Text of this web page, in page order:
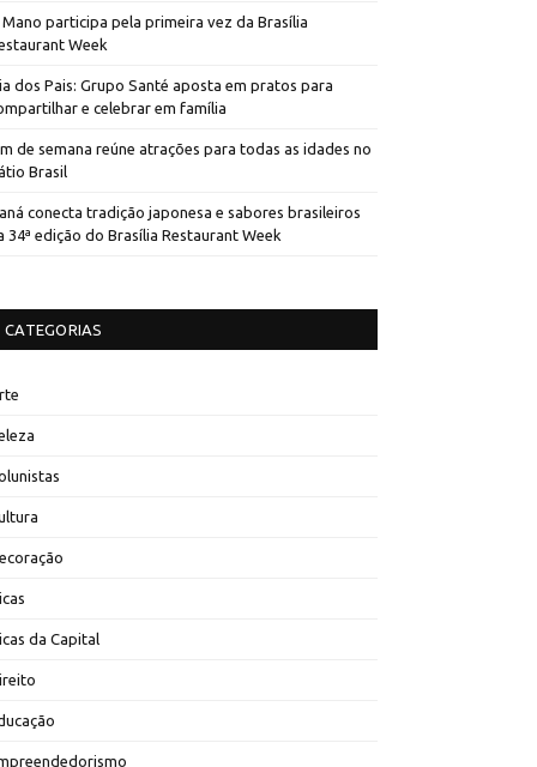
Mano participa pela primeira vez da Brasília
Week
dos Pais: Grupo Santé aposta em pratos para
e celebrar em família
de semana reúne atrações para todas as idades no
Brasil
conecta tradição japonesa e sabores brasileiros
34ª edição do Brasília Restaurant Week
CATEGORIAS
da Capital